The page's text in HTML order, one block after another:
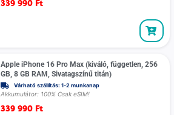
339 990 Ft
Apple iPhone 16 Pro Max (kiváló, független, 256
GB, 8 GB RAM, Sivatagszínű titán)
Várható szállítás: 1-2 munkanap
Akkumulátor: 100% Csak eSIM!
339 990 Ft